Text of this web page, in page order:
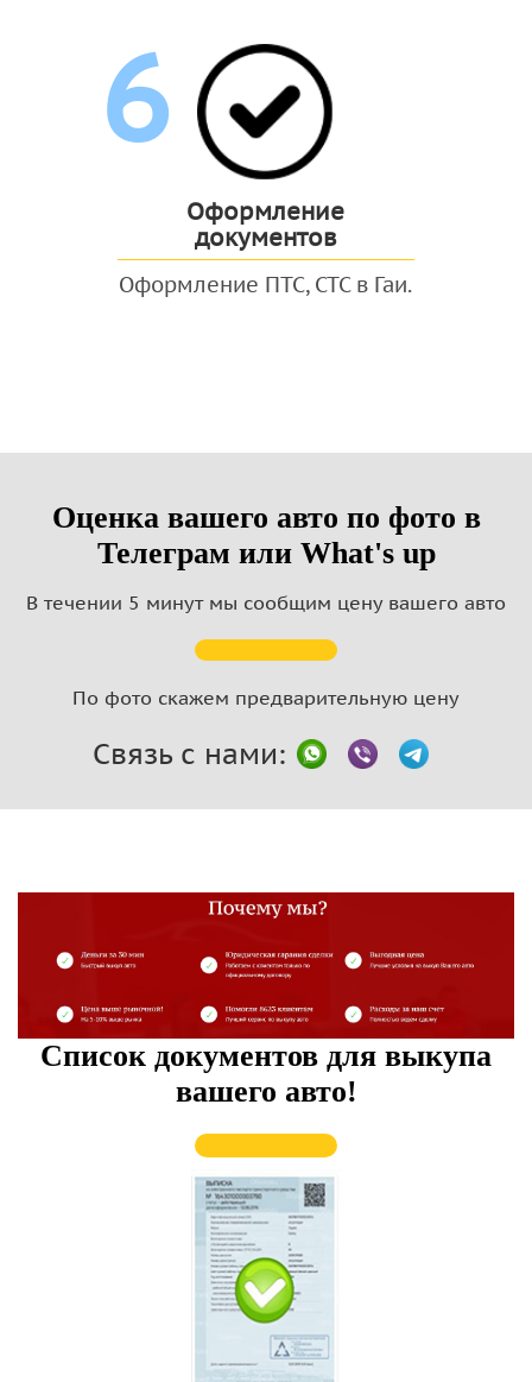
6
Оформление
документов
Оформление ПТС, СТС в Гаи.
Оценка вашего авто по фото в
Телеграм или What's up
В течении 5 минут мы сообщим цену вашего авто
По фото скажем предварительную цену
Связь с нами:
Список документов для выкупа
вашего авто!